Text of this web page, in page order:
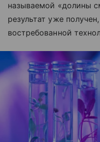
называемой «долины
результат уже
востребованной